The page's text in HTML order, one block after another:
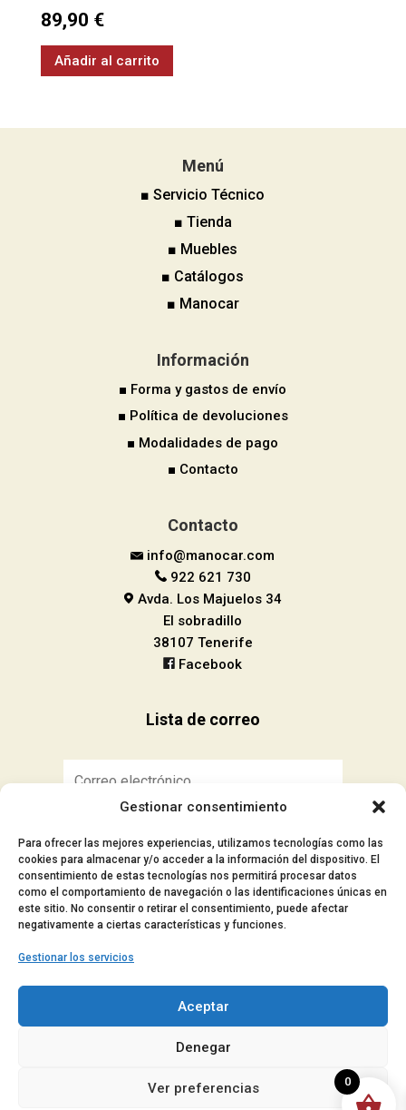
Gestionar consentimiento
Para ofrecer las mejores experiencias, utilizamos tecnologías como las
cookies para almacenar y/o acceder a la información del dispositivo. El
consentimiento de estas tecnologías nos permitirá procesar datos
como el comportamiento de navegación o las identificaciones únicas en
este sitio. No consentir o retirar el consentimiento, puede afectar
negativamente a ciertas características y funciones.
Gestionar los servicios
Aceptar
Denegar
Ver preferencias
89,90 €
Añadir al carrito
Menú
■ Servicio Técnico
■ Tienda
■ Muebles
■ Catálogos
■ Manocar
Información
■ Forma y gastos de envío
■ Política de devoluciones
■ Modalidades de pago
■ Contacto
Contacto
info@manocar.com
922 621 730
Avda. Los Majuelos 34
El sobradillo
38107 Tenerife
Facebook
Lista de correo
■ Aviso Legal
■ Accesibilidad
reservados.
0